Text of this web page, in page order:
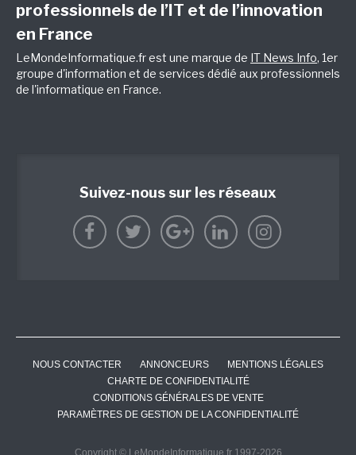
professionnels de l’IT et de l’innovation
en France
LeMondeInformatique.fr est une marque de IT News Info, 1er
groupe d'information et de services dédié aux professionnels
de l'informatique en France.
Suivez-nous sur les réseaux
NOUS CONTACTER ANNONCEURS
MENTIONS LÉGALES
CHARTE DE CONFIDENTIALITÉ
CONDITIONS GÉNÉRALES DE VENTE
PARAMÈTRES DE GESTION DE LA CONFIDENTIALITÉ
Copyright © LeMondeInformatique.fr 1997-2026